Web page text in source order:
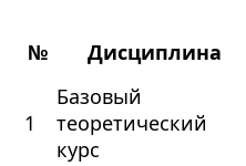
№ Дисциплина
1
Базовый
теоретический
курс